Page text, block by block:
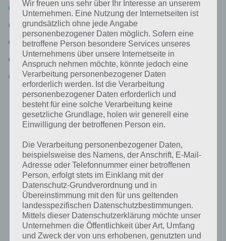
Level 3-16
Level 3-17 Walkthrough
Level 3-18 Lösungen
Level 3-19 Walkthrough
Level 3-20 Lösungen
Swampys Geschichte Kapitel 4 Lösung
Where’s My Water. Darunter findest du nochmal die einzelnen
Levels, allerdings nur als Name und nicht zum Einzelansehen.
Wir freuen uns sehr über Ihr Interesse an unserem
Unternehmen. Eine Nutzung der Internetseiten ist
grundsätzlich ohne jede Angabe
personenbezogener Daten möglich. Sofern eine
betroffene Person besondere Services unseres
Unternehmens über unsere Internetseite in
Anspruch nehmen möchte, könnte jedoch eine
Verarbeitung personenbezogener Daten
erforderlich werden. Ist die Verarbeitung
personenbezogener Daten erforderlich und
besteht für eine solche Verarbeitung keine
gesetzliche Grundlage, holen wir generell eine
Einwilligung der betroffenen Person ein.
Die Verarbeitung personenbezogener Daten,
beispielsweise des Namens, der Anschrift, E-Mail-
Adresse oder Telefonnummer einer betroffenen
Person, erfolgt stets im Einklang mit der
Datenschutz-Grundverordnung und in
Übereinstimmung mit den für uns geltenden
landesspezifischen Datenschutzbestimmungen.
Mittels dieser Datenschutzerklärung möchte unser
Unternehmen die Öffentlichkeit über Art, Umfang
und Zweck der von uns erhobenen, genutzten und